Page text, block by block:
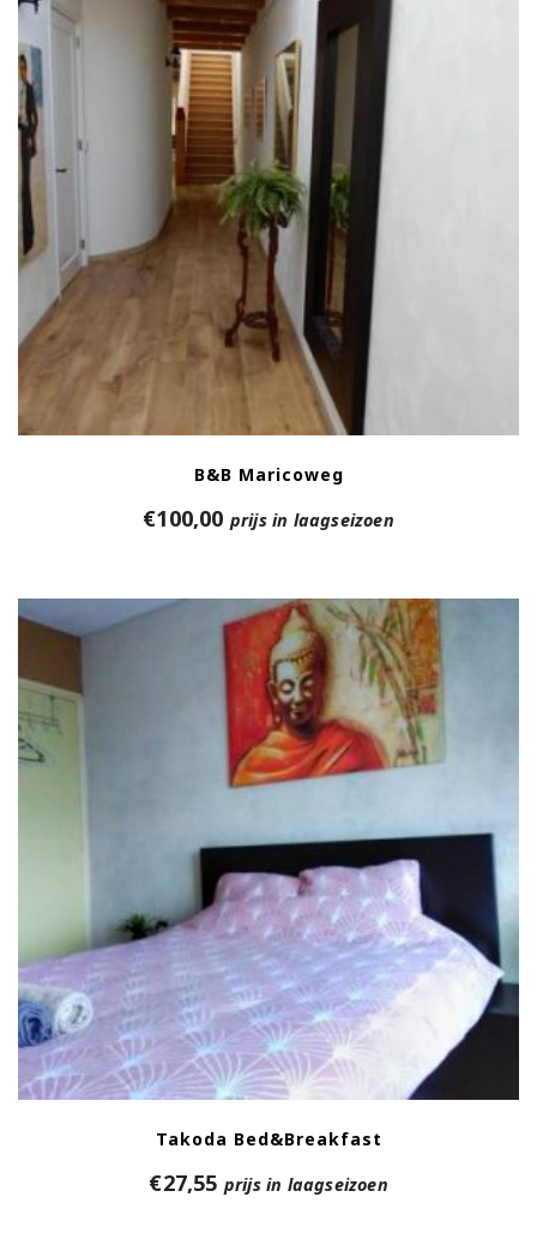
B&B Maricoweg
€100,00 prijs in laagseizoen
Takoda Bed&Breakfast
€27,55 prijs in laagseizoen